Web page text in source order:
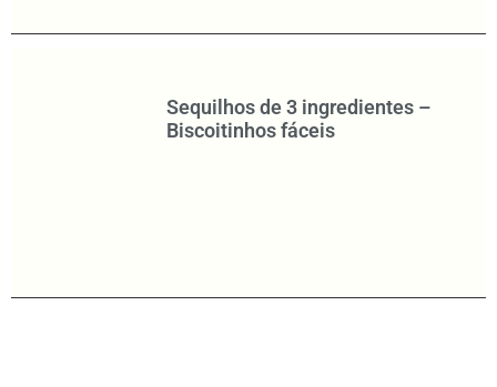
Sequilhos de 3 ingredientes –
Biscoitinhos fáceis